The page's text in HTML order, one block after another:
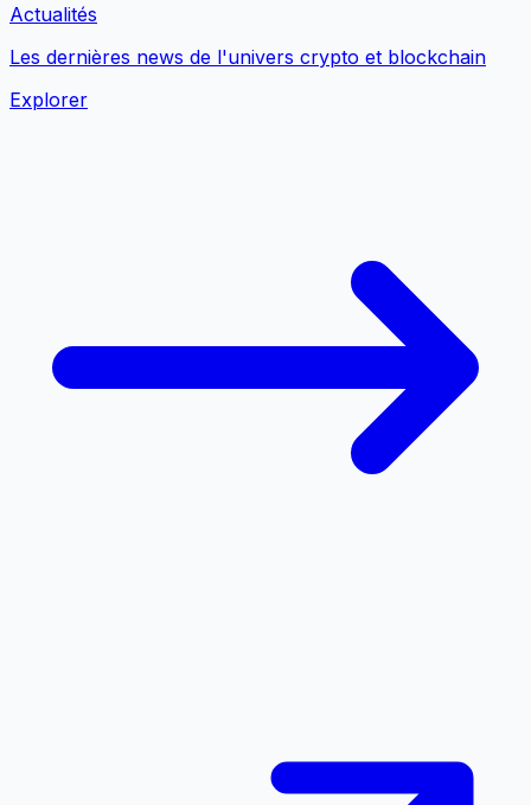
Actualités
Les dernières news de l'univers crypto et blockchain
Explorer